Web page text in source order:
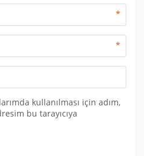
*
*
kullanılması için adım,
bu tarayıcıya